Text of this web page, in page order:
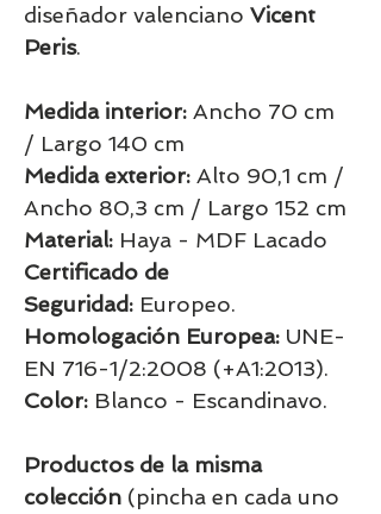
diseñador valenciano Vicent
Peris.
Medida interior: Ancho 70 cm
/ Largo 140 cm
Medida exterior: Alto 90,1 cm /
Ancho 80,3 cm / Largo 152 cm
Material: Haya - MDF Lacado
Certificado de
Seguridad: Europeo.
Homologación Europea: UNE-
EN 716-1/2:2008 (+A1:2013).
Color: Blanco - Escandinavo.
Productos de la misma
colección (pincha en cada uno